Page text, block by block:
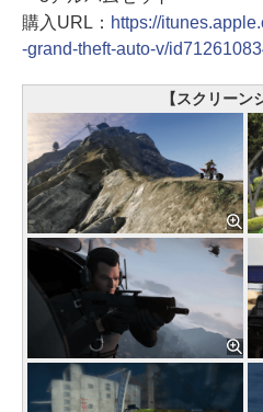
購入URL： https://
-grand-theft-auto-v/
【スクリーン